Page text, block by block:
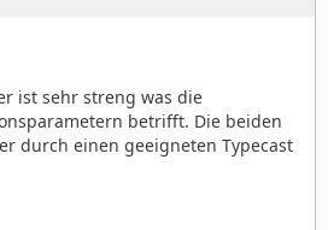
ist sehr streng was die
betrifft. Die beiden
durch einen geeigneten Typecast